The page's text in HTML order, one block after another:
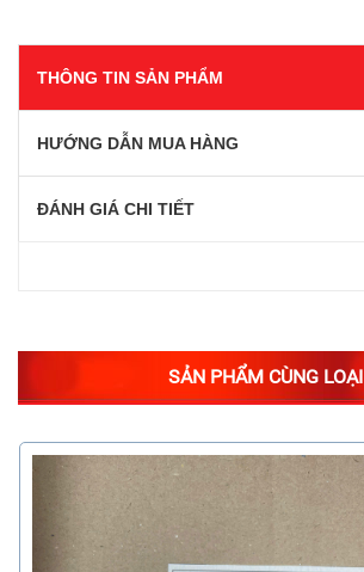
THÔNG TIN SẢN PHẨM
HƯỚNG DẪN MUA HÀNG
ĐÁNH GIÁ CHI TIẾT
SẢN PHẨM CÙNG LOẠI